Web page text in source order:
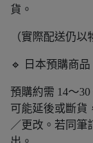
貨。
（實際配送仍以
🔹 日本預購商品
預購約需 14～
可能延後或斷貨
／更改。若同